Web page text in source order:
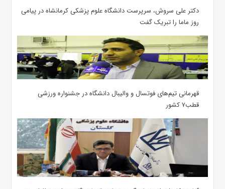
دکتر علی سروش، سرپرست دانشگاه علوم پزشکی کرمانشاه در پیامی
روز ماما را تبریک گفت
قهرمانی تیم‌های فوتسال و والیبال دانشگاه در جشنواره ورزشی
قطب۷ کشور